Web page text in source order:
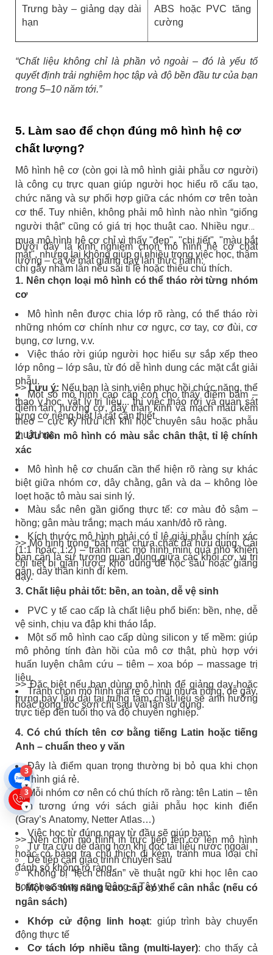
Trưng bày – giảng dạy dài
hạn
ABS hoặc PVC tăng
cường
“Chất liệu không chỉ là phần vỏ ngoài – đó là yếu tố
quyết định trải nghiệm học tập và độ bền đầu tư của bạn
trong 5–10 năm tới.”
5. Làm sao để chọn đúng mô hình hệ cơ
chất lượng?
Mô hình hệ cơ (còn gọi là mô hình giải phẫu cơ người)
là công cụ trực quan giúp người học hiểu rõ cấu tạo,
chức năng và sự phối hợp giữa các nhóm cơ trên toàn
cơ thể. Tuy nhiên, không phải mô hình nào nhìn “giống
người thật” cũng có giá trị học thuật cao. Nhiều người
mua mô hình hệ cơ chỉ vì thấy "đẹp", "chi tiết", "màu bắt
mắt", nhưng lại không giúp gì nhiều trong việc học, thậm
chí gây nhầm lẫn nếu sai tỉ lệ hoặc thiếu chú thích.
Dưới đây là kinh nghiệm chọn mô hình hệ cơ chất
lượng – cả về mặt giảng dạy lẫn thực hành:
1. Nên chọn loại mô hình có thể tháo rời từng nhóm
cơ
Mô hình nên được chia lớp rõ ràng, có thể tháo rời
những nhóm cơ chính như cơ ngực, cơ tay, cơ đùi, cơ
bụng, cơ lưng, v.v.
Việc tháo rời giúp người học hiểu sự sắp xếp theo
lớp nông – lớp sâu, từ đó dễ hình dung các mặt cắt giải
phẫu.
Một số mô hình cao cấp còn cho thấy điểm bám –
điểm tận, hướng cơ, dây thần kinh và mạch máu kèm
theo – cực kỳ hữu ích khi học chuyên sâu hoặc phẫu
thuật học.
>>Lưu ý: Nếu bạn là sinh viên phục hồi chức năng, thể
thao y học, vật lý trị liệu... thì việc tháo rời và quan sát
từng cơ riêng biệt là rất cần thiết.
2. Ưu tiên mô hình có màu sắc chân thật, tỉ lệ chính
xác
Mô hình hệ cơ chuẩn cần thể hiện rõ ràng sự khác
biệt giữa nhóm cơ, dây chằng, gân và da – không lòe
loẹt hoặc tô màu sai sinh lý.
Màu sắc nên gần giống thực tế: cơ màu đỏ sậm –
hồng; gân màu trắng; mạch máu xanh/đỏ rõ ràng.
Kích thước mô hình phải có tỉ lệ giải phẫu chính xác
(1:1 hoặc 1:2) – tránh các mô hình mini quá nhỏ khiến
chi tiết bị giản lược, khó dùng để học sâu hoặc giảng
dạy.
>> Mô hình trông “bắt mắt” chưa chắc đã hữu dụng. Cái
bạn cần là sự tương quan đúng giữa các khối cơ, vị trí
gân, dây thần kinh đi kèm.
3. Chất liệu phải tốt: bền, an toàn, dễ vệ sinh
PVC y tế cao cấp là chất liệu phổ biến: bền, nhẹ, dễ
vệ sinh, chịu va đập khi tháo lắp.
Một số mô hình cao cấp dùng silicon y tế mềm: giúp
mô phỏng tính đàn hồi của mô cơ thật, phù hợp với
huấn luyện châm cứu – tiêm – xoa bóp – massage trị
liệu.
Tránh chọn mô hình giá rẻ có mùi nhựa nồng, dễ gãy,
hoặc bong tróc sơn chỉ sau vài lần sử dụng.
>> Đặc biệt nếu bạn dùng mô hình để giảng dạy hoặc
trưng bày lâu dài tại trung tâm, chất liệu sẽ ảnh hưởng
trực tiếp đến tuổi thọ và độ chuyên nghiệp.
4. Có chú thích tên cơ bằng tiếng Latin hoặc tiếng
Anh – chuẩn theo y văn
Đây là điểm quan trọng thường bị bỏ qua khi chọn
mô hình giá rẻ.
Mỗi nhóm cơ nên có chú thích rõ ràng: tên Latin – tên
Anh tương ứng với sách giải phẫu học kinh điển
(Gray’s Anatomy, Netter Atlas…)
Việc học từ đúng ngay từ đầu sẽ giúp bạn:
Tự tra cứu dễ dàng hơn khi đọc tài liệu nước ngoài
Dễ tiếp cận giáo trình chuyên sâu
Không bị “lệch chuẩn” về thuật ngữ khi học lên cao
hoặc học song song Đông – Tây y
>> Nên chọn mô hình in trực tiếp tên cơ lên mô hình
hoặc có bảng tra chú thích đi kèm, tránh mua loại chỉ
đánh số không rõ ràng.
5. Một số tính năng cao cấp có thể cân nhắc (nếu có
ngân sách)
Khớp cử động linh hoạt: giúp trình bày chuyển
động thực tế
Cơ tách lớp nhiều tầng (multi-layer): cho thấy cả
3
▾
3
▾